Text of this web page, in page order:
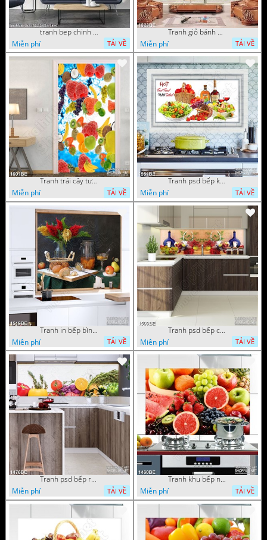
tranh bep chinh 12112022 h
Miễn phí
TẢI VỀ
Tranh giỏ bánh mì và trái cây in kính bếp
Miễn phí
TẢI VỀ
Tranh trái cây tươi trong dòng nước mát in bếp
Miễn phí
TẢI VỀ
Tranh psd bếp khu chế biến đồ ăn
Miễn phí
TẢI VỀ
Tranh in bếp bình hoa tươi trên bàn ăn
Miễn phí
TẢI VỀ
Tranh psd bếp chiếc giỏ trái cây trắng trên bàn tiệc
Miễn phí
TẢI VỀ
Tranh psd bếp rau củ quả tươi ngon
Miễn phí
TẢI VỀ
Tranh khu bếp nhiều trái cây tươi
Miễn phí
TẢI VỀ